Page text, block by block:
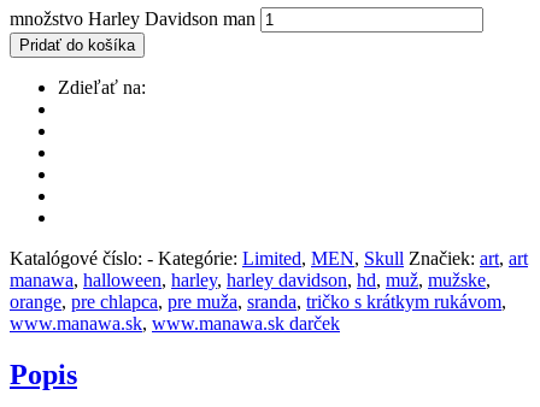
množstvo Harley Davidson man
Pridať do košíka
Zdieľať na:
Katalógové číslo: - Kategórie: Limited, MEN, Skull Značiek: art, art
manawa, halloween, harley, harley davidson, hd, muž, mužske,
orange, pre chlapca, pre muža, sranda, tričko s krátkym rukávom,
www.manawa.sk, www.manawa.sk darček
Popis